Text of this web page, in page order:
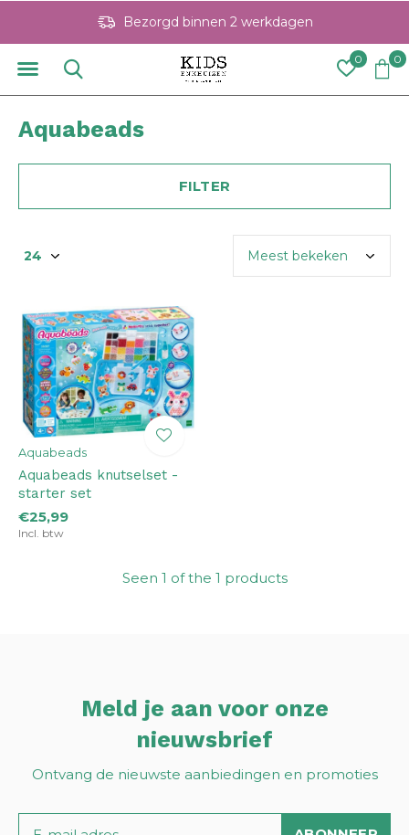
0 0
Bezorgd binnen 2 werkdagen
Aquabeads
FILTER
Aquabeads
Aquabeads knutselset -
starter set
€25,99
Incl. btw
Seen 1 of the 1 products
Meld je aan voor onze
nieuwsbrief
Ontvang de nieuwste aanbiedingen en promoties